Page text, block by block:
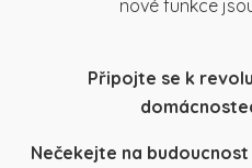
nové funkce
Připojte se k
Nečekejte na